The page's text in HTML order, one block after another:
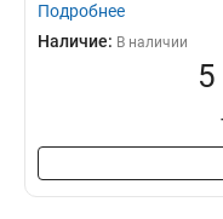
Подробнее
Наличие: В наличии